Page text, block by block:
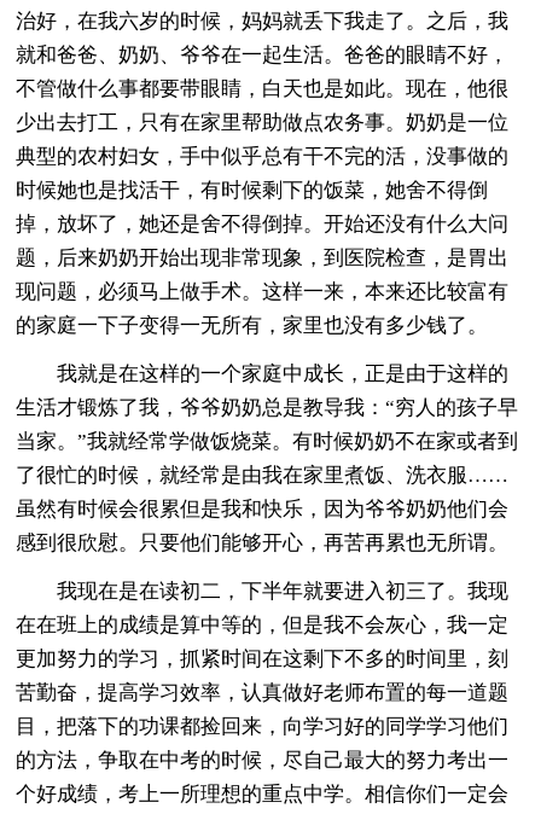
治好，在我六岁的时候，妈妈就丢下我走了。之后，我
就和爸爸、奶奶、爷爷在一起生活。爸爸的眼睛不好，
不管做什么事都要带眼睛，白天也是如此。现在，他很
少出去打工，只有在家里帮助做点农务事。奶奶是一位
典型的农村妇女，手中似乎总有干不完的活，没事做的
时候她也是找活干，有时候剩下的饭菜，她舍不得倒
掉，放坏了，她还是舍不得倒掉。开始还没有什么大问
题，后来奶奶开始出现非常现象，到医院检查，是胃出
现问题，必须马上做手术。这样一来，本来还比较富有
的家庭一下子变得一无所有，家里也没有多少钱了。
我就是在这样的一个家庭中成长，正是由于这样的
生活才锻炼了我，爷爷奶奶总是教导我：“穷人的孩子早
当家。”我就经常学做饭烧菜。有时候奶奶不在家或者到
了很忙的时候，就经常是由我在家里煮饭、洗衣服……
虽然有时候会很累但是我和快乐，因为爷爷奶奶他们会
感到很欣慰。只要他们能够开心，再苦再累也无所谓。
我现在是在读初二，下半年就要进入初三了。我现
在在班上的成绩是算中等的，但是我不会灰心，我一定
更加努力的学习，抓紧时间在这剩下不多的时间里，刻
苦勤奋，提高学习效率，认真做好老师布置的每一道题
目，把落下的功课都捡回来，向学习好的同学学习他们
的方法，争取在中考的时候，尽自己最大的努力考出一
个好成绩，考上一所理想的重点中学。相信你们一定会